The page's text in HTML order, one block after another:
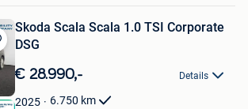
Skoda Scala Scala 1.0 TSI Corporate
DSG
€ 28.990,- Details
2025 6.750 km